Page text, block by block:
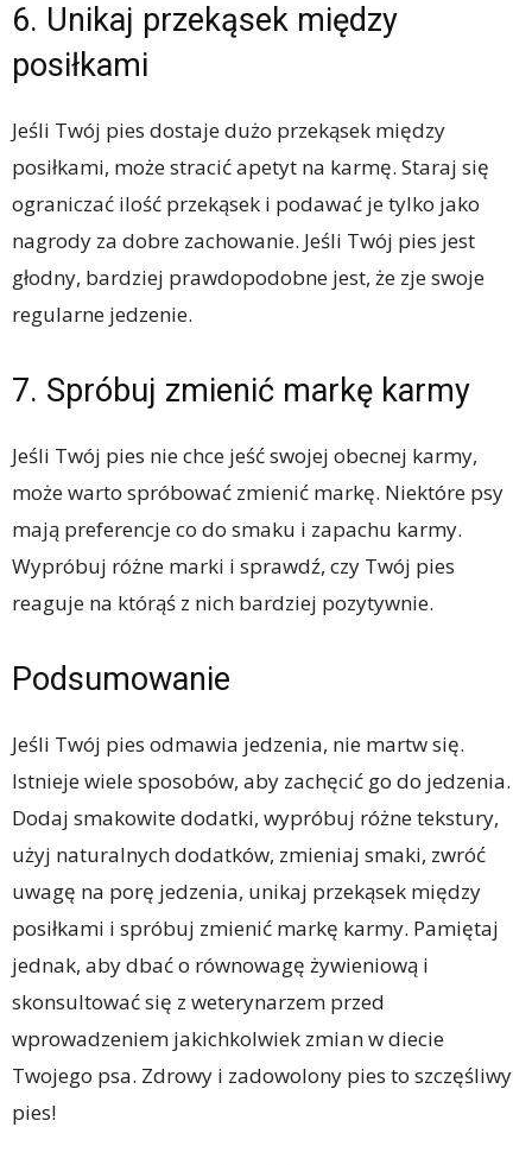
6. Unikaj przekąsek między
posiłkami
Jeśli Twój pies dostaje dużo przekąsek między
posiłkami, może stracić apetyt na karmę. Staraj się
ograniczać ilość przekąsek i podawać je tylko jako
nagrody za dobre zachowanie. Jeśli Twój pies jest
głodny, bardziej prawdopodobne jest, że zje swoje
regularne jedzenie.
7. Spróbuj zmienić markę karmy
Jeśli Twój pies nie chce jeść swojej obecnej karmy,
może warto spróbować zmienić markę. Niektóre psy
mają preferencje co do smaku i zapachu karmy.
Wypróbuj różne marki i sprawdź, czy Twój pies
reaguje na którąś z nich bardziej pozytywnie.
Podsumowanie
Jeśli Twój pies odmawia jedzenia, nie martw się.
Istnieje wiele sposobów, aby zachęcić go do jedzenia.
Dodaj smakowite dodatki, wypróbuj różne tekstury,
użyj naturalnych dodatków, zmieniaj smaki, zwróć
uwagę na porę jedzenia, unikaj przekąsek między
posiłkami i spróbuj zmienić markę karmy. Pamiętaj
jednak, aby dbać o równowagę żywieniową i
skonsultować się z weterynarzem przed
wprowadzeniem jakichkolwiek zmian w diecie
Twojego psa. Zdrowy i zadowolony pies to szczęśliwy
pies!